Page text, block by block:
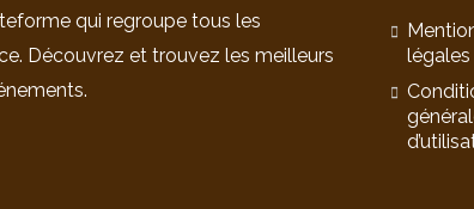
qui regroupe tous les
Découvrez et trouvez les meilleurs
légales